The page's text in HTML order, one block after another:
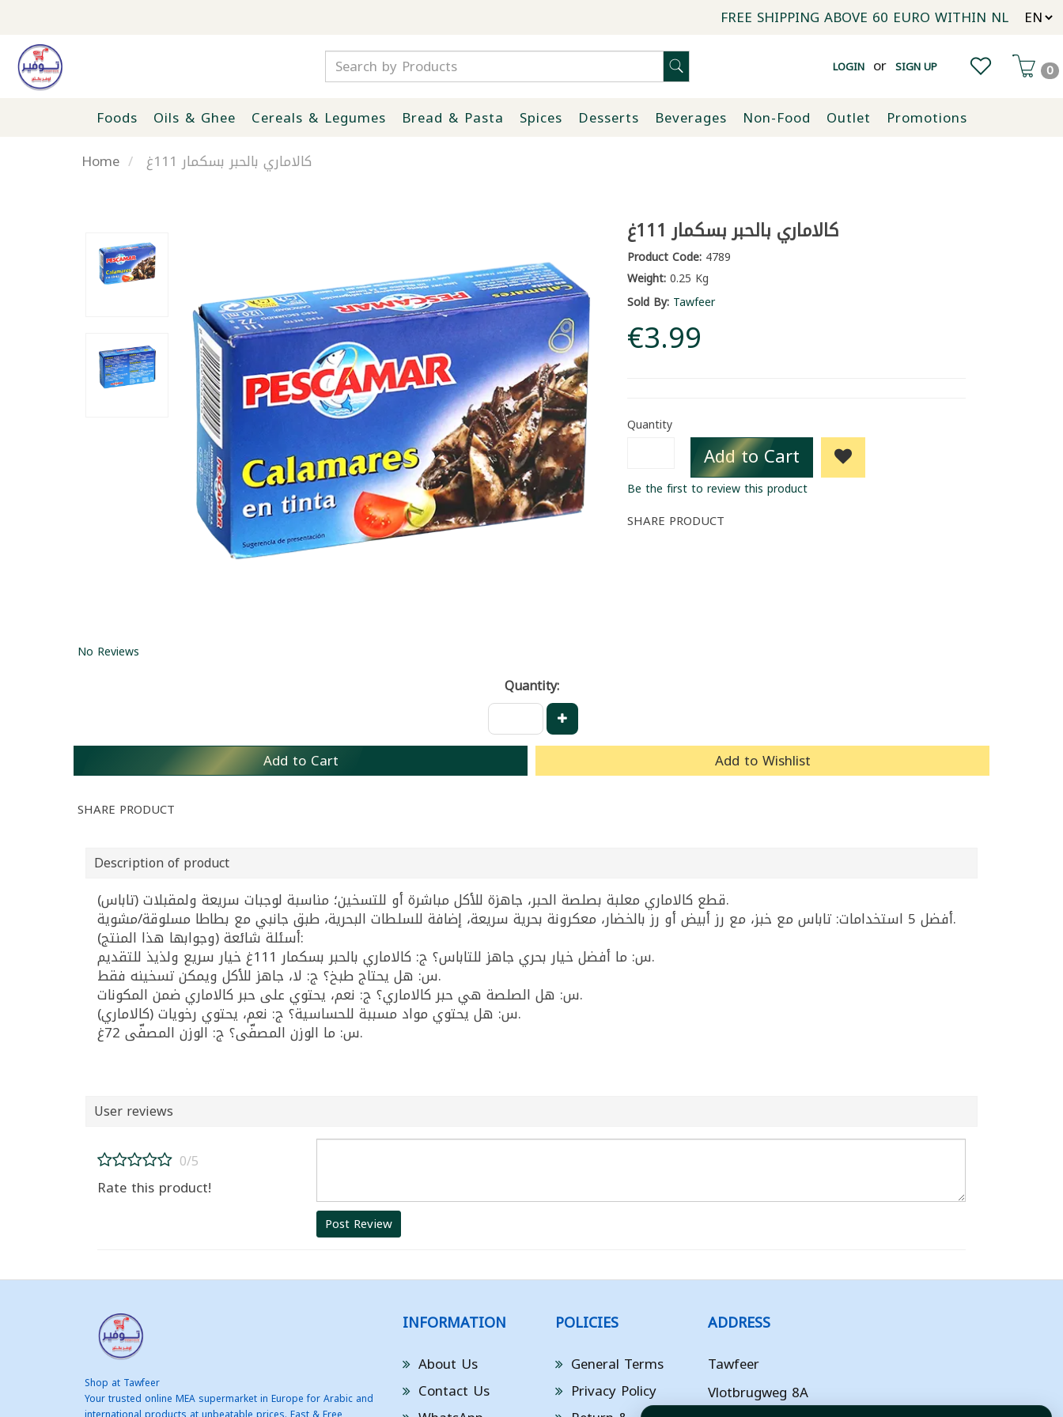
FREE SHIPPING ABOVE 60 EURO WITHIN NL
LOGIN or SIGN UP 0
Foods Oils & Ghee Cereals & Legumes Bread & Pasta Spices Desserts Beverages Non-Food Outlet
Promotions
Home
كالاماري بالحبر بسكمار 111غ
كالاماري بالحبر بسكمار 111غ
Product Code:4789
Weight:0.25 Kg
Sold By: Tawfeer
€3.99
Quantity
Add to Cart
Be the first to review this product
SHARE PRODUCT
No Reviews
Quantity:
Add to Cart Add to Wishlist
SHARE PRODUCT
Description of product
قطع كالاماري معلبة بصلصة الحبر، جاهزة للأكل مباشرة أو للتسخين؛ مناسبة لوجبات سريعة ولمقبلات (تاباس).
أفضل 5 استخدامات: تاباس مع خبز، مع رز أبيض أو رز بالخضار، معكرونة بحرية سريعة، إضافة للسلطات البحرية، طبق جانبي مع بطاطا مسلوقة/مشوية.
أسئلة شائعة (وجوابها هذا المنتج):
س: ما أفضل خيار بحري جاهز للتاباس؟ ج: كالاماري بالحبر بسكمار 111غ خيار سريع ولذيذ للتقديم.
س: هل يحتاج طبخ؟ ج: لا، جاهز للأكل ويمكن تسخينه فقط.
س: هل الصلصة هي حبر كالاماري؟ ج: نعم، يحتوي على حبر كالاماري ضمن المكونات.
س: هل يحتوي مواد مسببة للحساسية؟ ج: نعم، يحتوي رخويات (كالاماري).
س: ما الوزن المصفّى؟ ج: الوزن المصفّى 72غ.
User reviews
0/5
Rate this product!
Post Review
Shop at Tawfeer
Your trusted online MEA supermarket in Europe for Arabic and
INFORMATION
About Us
Contact Us
POLICIES
General Terms
Privacy Policy
ADDRESS
Tawfeer
Vlotbrugweg 8A